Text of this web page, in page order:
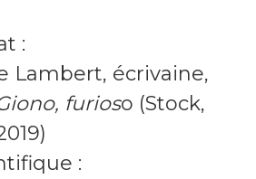
:
Lambert, écrivaine,
furioso (Stock,
: